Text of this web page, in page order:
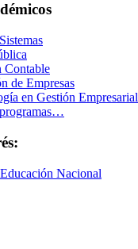
Contable
de Empresas
en Gestión Empresarial
Nacional